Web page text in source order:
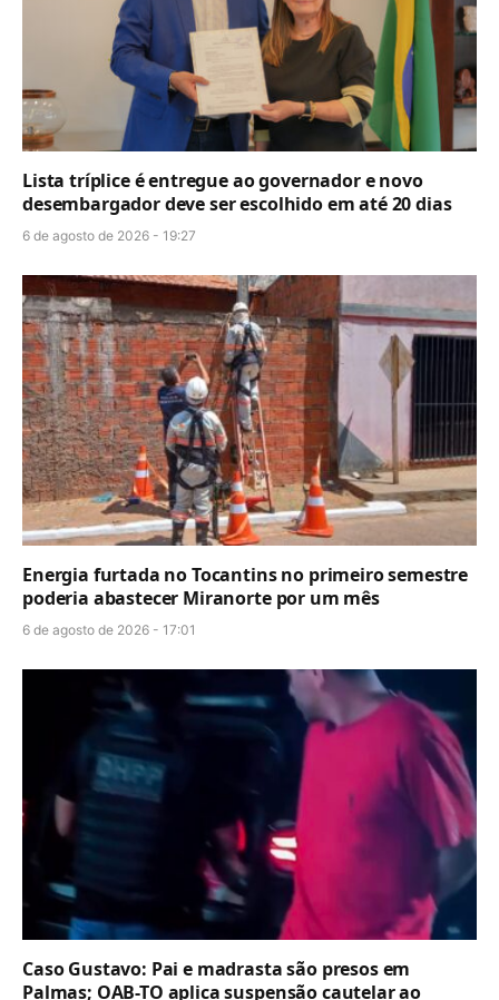
Lista tríplice é entregue ao governador e novo
desembargador deve ser escolhido em até 20 dias
6 de agosto de 2026 - 19:27
Energia furtada no Tocantins no primeiro semestre
poderia abastecer Miranorte por um mês
6 de agosto de 2026 - 17:01
Caso Gustavo: Pai e madrasta são presos em
Palmas; OAB-TO aplica suspensão cautelar ao